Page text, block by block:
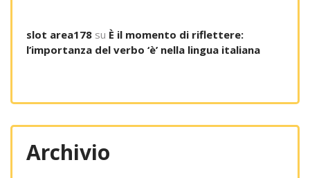
slot area178 su È il momento di riflettere:
l’importanza del verbo ‘è’ nella lingua italiana
Archivio